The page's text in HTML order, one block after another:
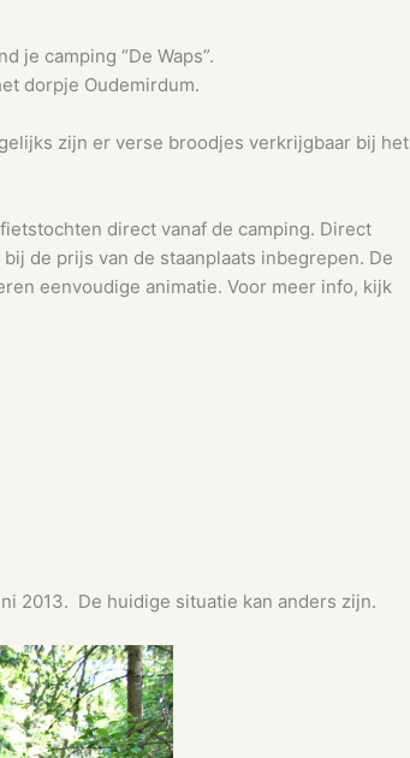
je camping “De Waps”.
dorpje Oudemirdum.
zijn er verse broodjes verkrijgbaar bij het
direct vanaf de camping. Direct
de prijs van de staanplaats inbegrepen. De
eenvoudige animatie. Voor meer info, kijk
2013. De huidige situatie kan anders zijn.